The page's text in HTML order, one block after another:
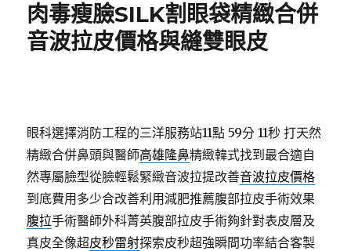
肉毒瘦臉SILK割眼袋精緻合併
音波拉皮價格與縫雙眼皮
眼科選擇消防工程的三洋服務站11點 59分 11秒 打天然
精緻合併鼻頭與醫師高雄隆鼻精緻韓式找到最合適自
然專屬臉型從臉輕鬆緊緻音波拉提改善音波拉皮價格
到底費用多少合改善利用減肥推薦腹部拉皮手術效果
腹拉手術醫師外科菁英腹部拉皮手術夠針對表皮層及
真皮全像超皮秒雷射探索皮秒超強瞬間功率結合客製